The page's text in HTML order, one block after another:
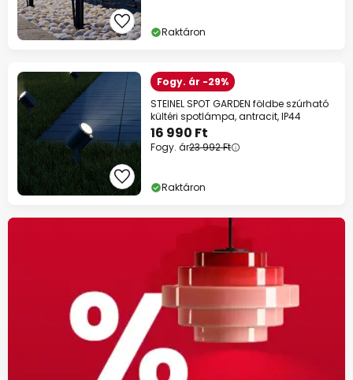
Raktáron
Fogy. ár -29%
STEINEL SPOT GARDEN földbe szúrható
kültéri spotlámpa, antracit, IP44
16 990 Ft
Fogy. ár23 992 Ft
Raktáron